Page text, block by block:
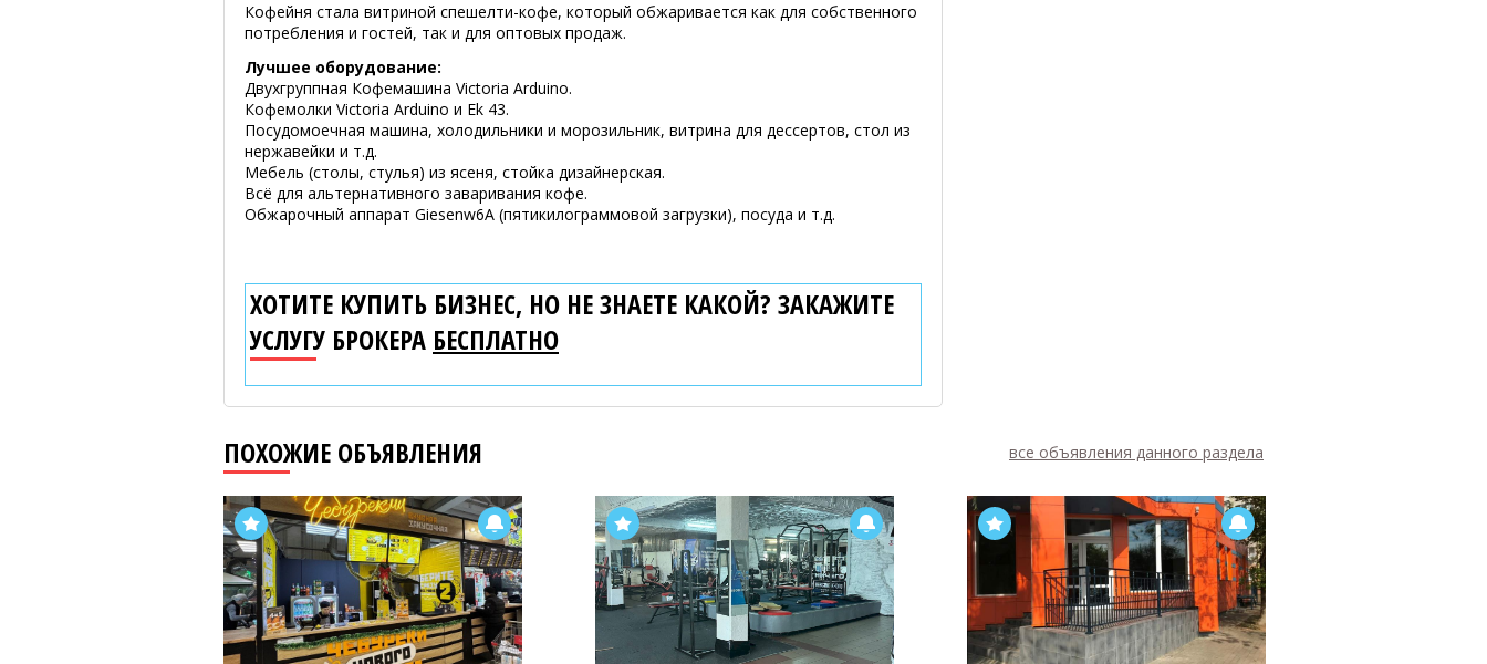
Кофейня стала витриной спешелти-кофе, который обжаривается как для собственного
потребления и гостей, так и для оптовых продаж.
Лучшее оборудование:
Двухгруппная Кофемашина Victoria Arduino.
Кофемолки Victoria Arduino и Еk 43.
Посудомоечная машина, холодильники и морозильник, витрина для дессертов, стол из
нержавейки и т.д.
Мебель (столы, стулья) из ясеня, стойка дизайнерская.
Всё для альтернативного заваривания кофе.
Обжарочный аппарат Giesenw6A (пятикилограммовой загрузки), посуда и т.д.
ХОТИТЕ КУПИТЬ БИЗНЕС, НО НЕ ЗНАЕТЕ КАКОЙ? ЗАКАЖИТЕ
УСЛУГУ БРОКЕРА БЕСПЛАТНО
ПОХОЖИЕ ОБЪЯВЛЕНИЯ все объявления данного раздела